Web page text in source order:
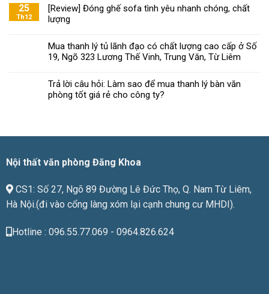
chọn
phòng
đạt
Khoa
nội
thất
chất
lượng
giá
25
Th12
[Review] Đóng ghế sofa tình yêu nhanh chóng, chất
lượng
Mua thanh lý tủ lãnh đạo có chất lượng cao cấp ở Số
19, Ngõ 323 Lương Thế Vinh, Trung Văn, Từ Liêm
Trả lời câu hỏi: Làm sao để mua thanh lý bàn văn
phòng tốt giá rẻ cho công ty?
Nội thất văn phòng Đăng Khoa
CS1: Số 27, Ngõ 89 Đường Lê Đức Thọ, Q. Nam Từ Liêm,
Hà Nội.(đi vào cổng làng xóm lại cạnh chung cư MHDI).
Hotline : 096.55.77.069 - 0964.826.624